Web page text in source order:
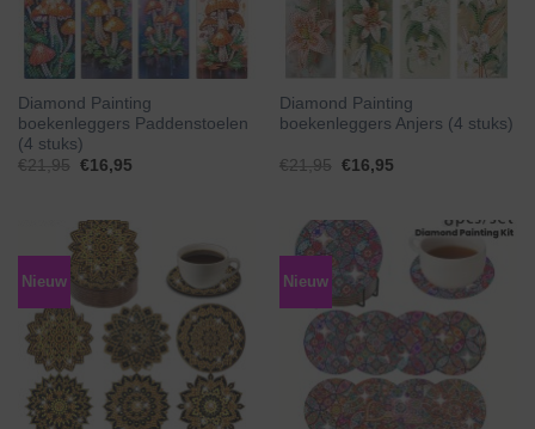
Diamond Painting
boekenleggers Paddenstoelen
(4 stuks)
€21,95 Oorspronkelijke
€16,95Huidige
Diamond Painting
boekenleggers Anjers (4 stuks)
€21,95 Oorspronkelijke
€16,95Huidige
Nieuw Nieuw